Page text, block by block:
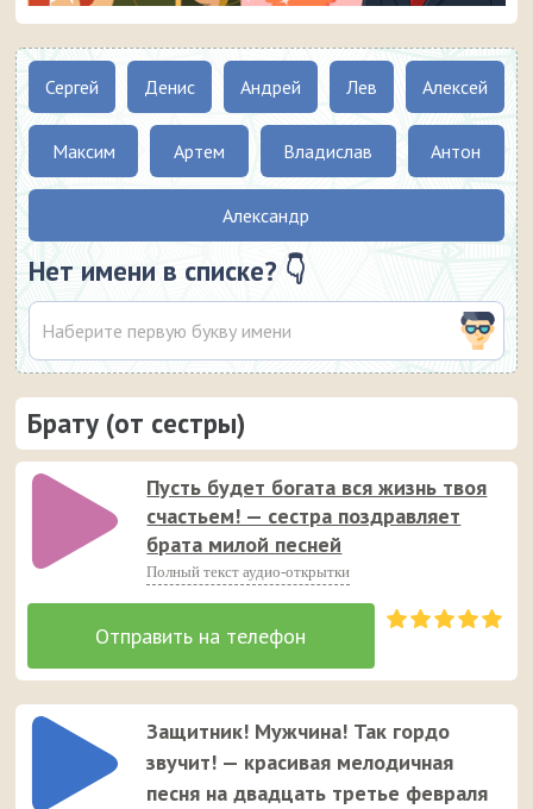
Сергей Денис Андрей Лев Алексей
Максим Артем Владислав Антон
Александр
Нет имени в списке? 👇
Брату (от сестры)
Пусть будет богата вся жизнь твоя
счастьем! — сестра поздравляет
брата милой песней
Полный текст аудио-открытки
Защитник! Мужчина! Так гордо
звучит! — красивая мелодичная
песня на двадцать третье февраля